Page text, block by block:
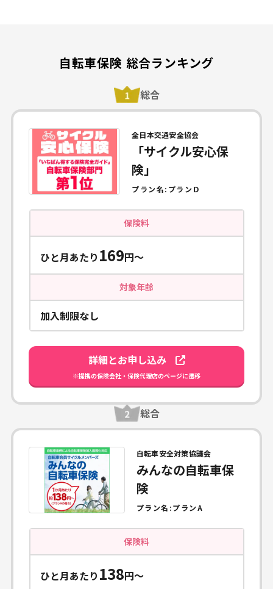
自転車保険 総合ランキング
総合
全日本交通安全協会
「サイクル安心保
険」
プラン名: プランＤ
保険料
ひと月あたり 169円〜
対象年齢
加入制限なし
詳細とお申し込み
※提携の保険会社・保険代理店のページに遷移
総合
自転車安全対策協議会
みんなの自転車保
険
プラン名:プランA
保険料
ひと月あたり 138円〜